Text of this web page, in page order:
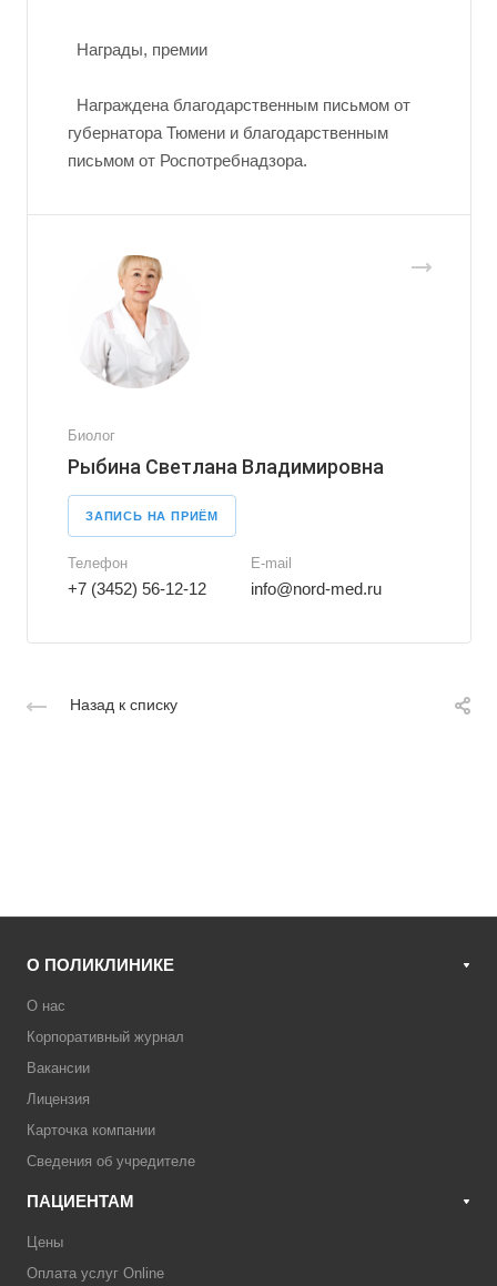
Награды, премии
Награждена благодарственным письмом от
губернатора Тюмени и благодарственным
письмом от Роспотребнадзора.
Биолог
Рыбина Светлана Владимировна
ЗАПИСЬ НА ПРИЁМ
Телефон
+7 (3452) 56-12-12
E-mail
info@nord-med.ru
Назад к списку
О ПОЛИКЛИНИКЕ
О нас
Корпоративный журнал
Вакансии
Лицензия
Карточка компании
Сведения об учредителе
ПАЦИЕНТАМ
Цены
Оплата услуг Online